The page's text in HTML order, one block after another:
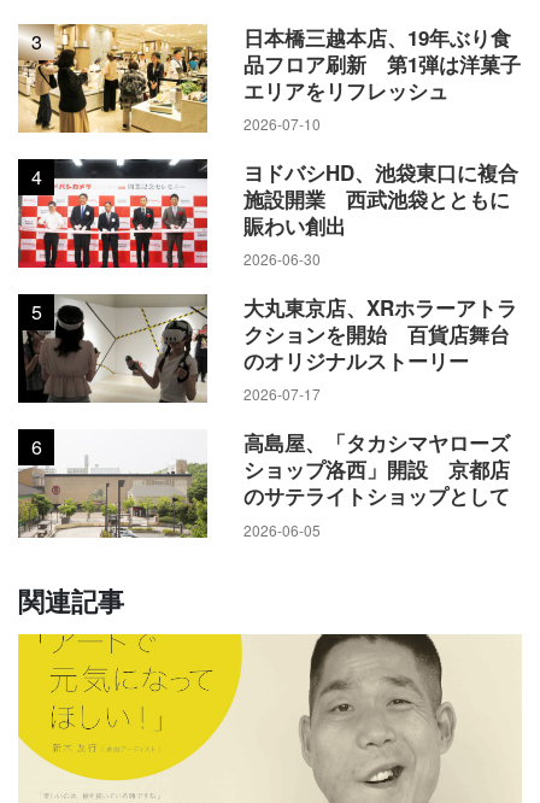
3
日本橋三越本店、19年ぶり食
品フロア刷新 第1弾は洋菓子
エリアをリフレッシュ
2026-07-10
4
ヨドバシHD、池袋東口に複合
施設開業 西武池袋とともに
賑わい創出
2026-06-30
5
大丸東京店、XRホラーアトラ
クションを開始 百貨店舞台
のオリジナルストーリー
2026-07-17
6
高島屋、「タカシマヤローズ
ショップ洛西」開設 京都店
のサテライトショップとして
2026-06-05
関連記事